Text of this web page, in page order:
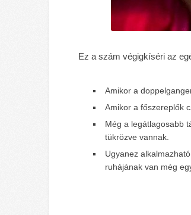
Ez a szám végigkíséri az
Amikor a
Amikor a főszereplők
Még a legátlagosabb
tükrözve vannak.
Ugyanez
ruhájának van még